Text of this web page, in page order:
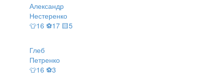
Александр
Нестеренко
👕16 ⚽17 🟨5
Глеб
Петренко
👕16 ⚽3